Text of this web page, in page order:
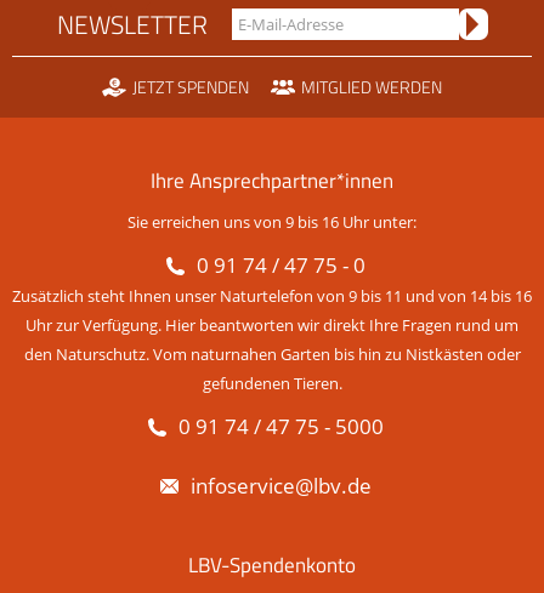
NEWSLETTER
JETZT SPENDEN MITGLIED WERDEN
Ihre Ansprechpartner*innen
Sie erreichen uns von 9 bis 16 Uhr unter:
0 91 74 / 47 75 - 0
Zusätzlich steht Ihnen unser Naturtelefon von 9 bis 11 und von 14 bis 16
Uhr zur Verfügung. Hier beantworten wir direkt Ihre Fragen rund um
den Naturschutz. Vom naturnahen Garten bis hin zu Nistkästen oder
gefundenen Tieren.
0 91 74 / 47 75 - 5000
infoservice@lbv.de
LBV-Spendenkonto